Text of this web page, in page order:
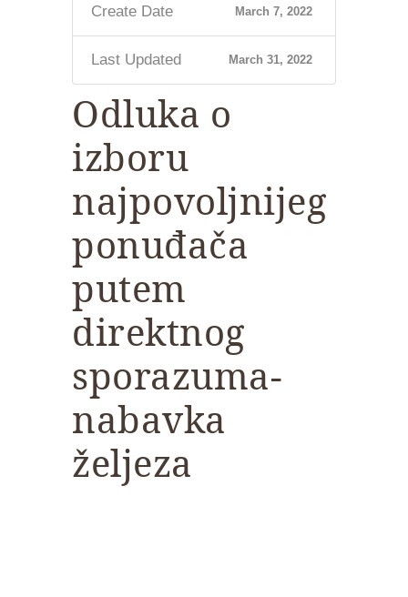
Create Date March 7, 2022
Last Updated March 31, 2022
Odluka o
izboru
najpovoljnijeg
ponuđača
putem
direktnog
sporazuma-
nabavka
željeza